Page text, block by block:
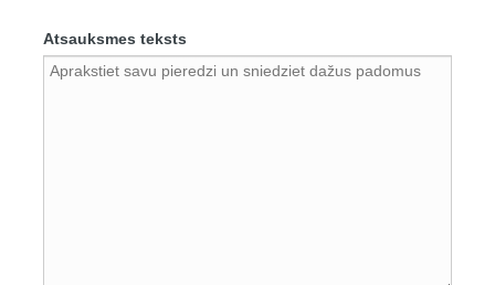
Atsauksmes teksts